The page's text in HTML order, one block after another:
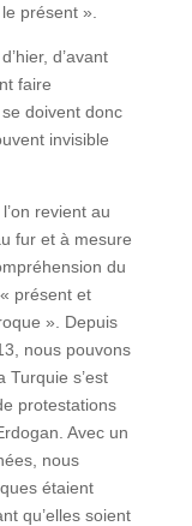
présent ».
d’avant
faire
doivent donc
invisible
revient au
fur et à mesure
du
présent et
». Depuis
nous pouvons
Turquie s’est
protestations
Avec un
nous
étaient
qu’elles soient